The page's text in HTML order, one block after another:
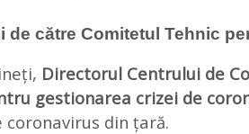
de către Comitetul Tehnic
Directorul Centrului de
gestionarea crizei de
din țară.